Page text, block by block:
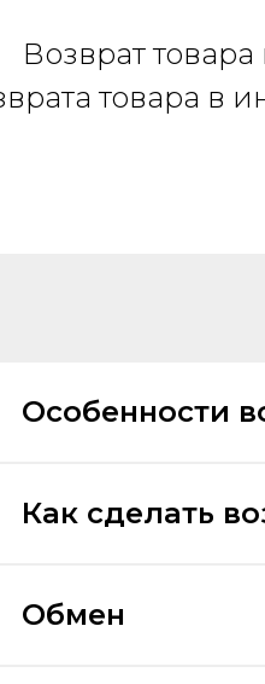
Возврат
товара в
Особенности
Как сделать
Обмен